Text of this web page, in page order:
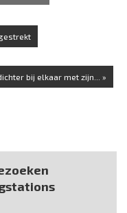
bij elkaar met zijn... »